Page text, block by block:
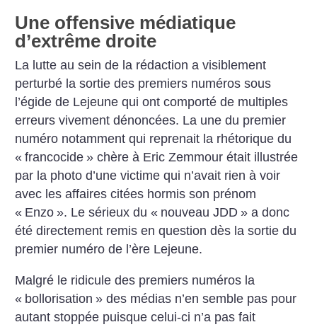
Une offensive médiatique
d’extrême droite
La lutte au sein de la rédaction a visiblement
perturbé la sortie des premiers numéros sous
l’égide de Lejeune qui ont comporté de multiples
erreurs vivement dénoncées. La une du premier
numéro notamment qui reprenait la rhétorique du
« francocide » chère à Eric Zemmour était illustrée
par la photo d’une victime qui n’avait rien à voir
avec les affaires citées hormis son prénom
« Enzo ». Le sérieux du « nouveau JDD » a donc
été directement remis en question dès la sortie du
premier numéro de l’ère Lejeune.
Malgré le ridicule des premiers numéros la
« bollorisation » des médias n’en semble pas pour
autant stoppée puisque celui-ci n’a pas fait